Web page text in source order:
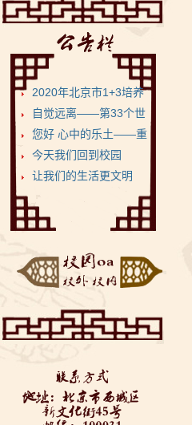
2020年北京市1+3培养
试验项目•鲁迅...
自觉远离——第33个世
界无烟日
您好 心中的乐土——重
返健康美丽的菁菁校...
今天我们回到校园
让我们的生活更文明
推...“云端阅享”——来自同
学们的好书推荐
博疫有我——记2020届
初三毕业考
校进行防疫安全检查—...
全力支持 万千保障——
金融街道向学校捐赠...
“艺”心抗疫 “艺”同成长